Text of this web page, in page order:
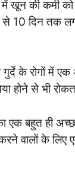
में खून की कमी
10 दिन तक
के रोगों में एक
होने से भी
एक बहुत ही
वालों के लिए